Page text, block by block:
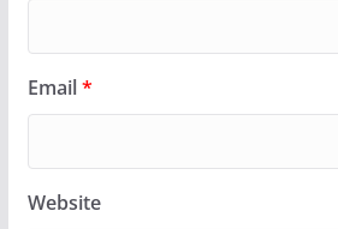
Email*
Website